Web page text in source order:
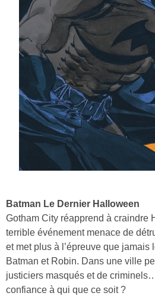
Batman Le Dernier Halloween
Gotham City réapprend à craindre
terrible événement menace de
et met plus à l’épreuve que jamais
Batman et Robin. Dans une ville
justiciers masqués et de
confiance à qui que ce soit ?